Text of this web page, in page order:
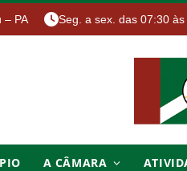
– PA Seg. a sex. das 07:30 às
A CÂMARA